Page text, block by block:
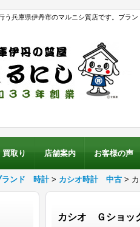
う兵庫県伊丹市のマルニシ質店です。ブラ
買取り 店舗案内 お客様の声
ランド 時計 > カシオ時計 中古 >
カシオ Ｇショッ